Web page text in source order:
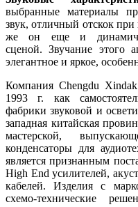
выбранные материалы
звук, отличный отскок
же он еще и
сценой. Звучание этого
элегантное и яркое,
Компания Chengdu
1993 г. как
фабрики звуковой и
западная китайская
мастерской,
конденсаторы для
является признанным
High End усилителей,
кабелей. Изделия с
схемо-технические